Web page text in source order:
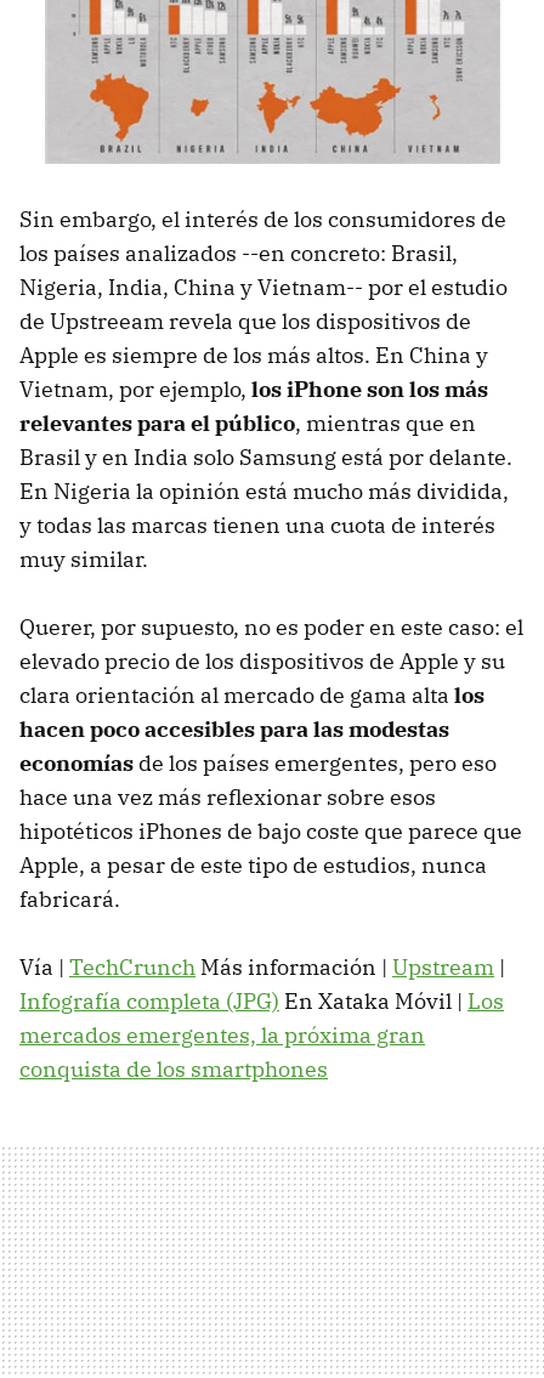
Sin embargo, el interés de los consumidores de
los países analizados --en concreto: Brasil,
Nigeria, India, China y Vietnam-- por el estudio
de Upstreeam revela que los dispositivos de
Apple es siempre de los más altos. En China y
Vietnam, por ejemplo, los iPhone son los más
relevantes para el público, mientras que en
Brasil y en India solo Samsung está por delante.
En Nigeria la opinión está mucho más dividida,
y todas las marcas tienen una cuota de interés
muy similar.
Querer, por supuesto, no es poder en este caso: el
elevado precio de los dispositivos de Apple y su
clara orientación al mercado de gama alta los
hacen poco accesibles para las modestas
economías de los países emergentes, pero eso
hace una vez más reflexionar sobre esos
hipotéticos iPhones de bajo coste que parece que
Apple, a pesar de este tipo de estudios, nunca
fabricará.
Vía | TechCrunch Más información | Upstream |
Infografía completa (JPG) En Xataka Móvil | Los
mercados emergentes, la próxima gran
conquista de los smartphones